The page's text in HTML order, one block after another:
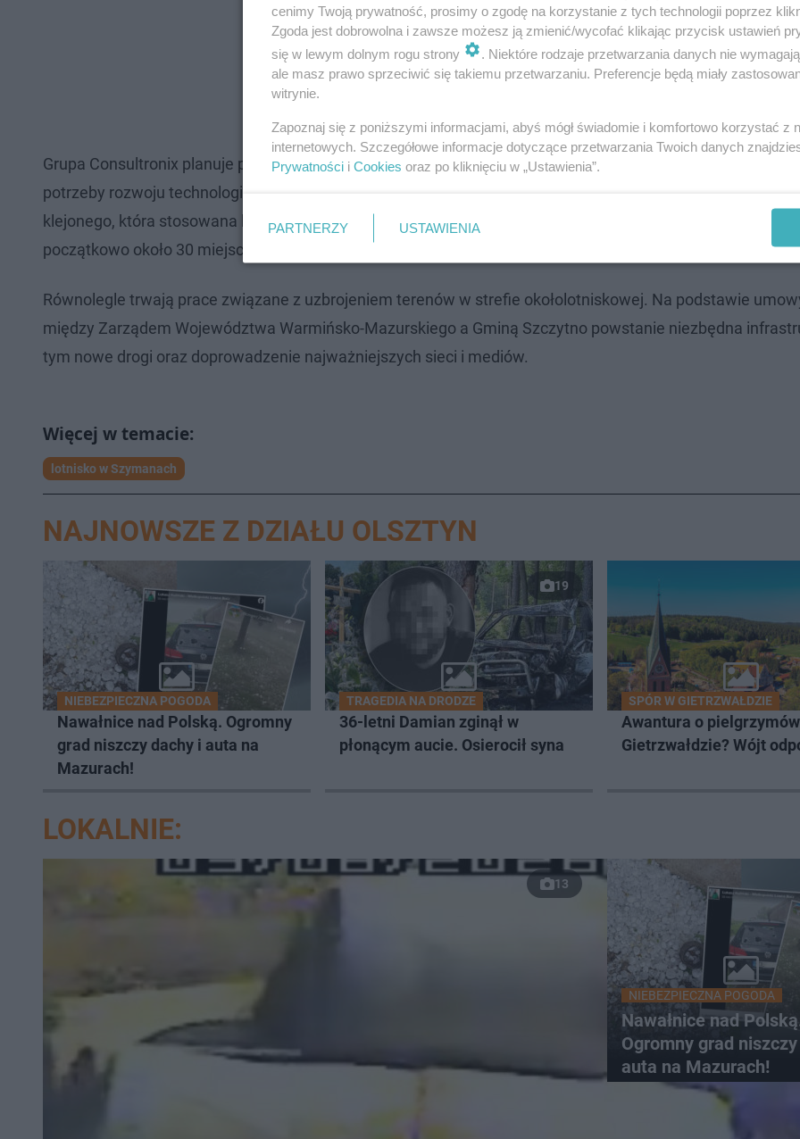
Grupa Consultronix planuje przy lotnisku Olsztyn Mazury budowę hali produkcyjnej o powierzchni 1300 m
potrzeby rozwoju technologii medycznych oraz 1100 m kw. biur. Konstrukcja hali powstanie w technologii
klejonego, która stosowana była również w poprzednich lokalizacjach firmy. Nowa inwestycja pozwoli na
początkowo około 30 miejsc pracy, a docelowo - 100.
Równolegle trwają prace związane z uzbrojeniem terenów w strefie okołolotniskowej. Na podstawie
między Zarządem Województwa Warmińsko-Mazurskiego a Gminą Szczytno powstanie niezbędna
tym nowe drogi oraz doprowadzenie najważniejszych sieci i mediów.
lotnisko w Szymanach
NAJNOWSZE Z DZIAŁU OLSZTYN
NIEBEZPIECZNA POGODA
Nawałnice nad Polską. Ogromny
grad niszczy dachy i auta na
Mazurach!
19
TRAGEDIA NA DRODZE
36-letni Damian zginął w
płonącym aucie. Osierocił syna
SPÓR W GIETRZWAŁDZIE
Awantura o
Gietrzwałdzie? Wójt
LOKALNIE:
13
NIEBEZPIECZNA POGODA
Nawałnice nad
Ogromny grad
auta na Mazurach!
cenimy Twoją prywatność, prosimy o zgodę na korzystanie z tych technologii poprzez
Zgoda jest dobrowolna i zawsze możesz ją zmienić/wycofać klikając przycisk ustawień
się w lewym dolnym rogu strony
. Niektóre rodzaje przetwarzania danych nie
ale masz prawo sprzeciwić się takiemu przetwarzaniu. Preferencje będą miały
witrynie.
Zapoznaj się z poniższymi informacjami, abyś mógł świadomie i komfortowo korzystać z
internetowych. Szczegółowe informacje dotyczące przetwarzania Twoich danych
Prywatności i Cookies oraz po kliknięciu w „Ustawienia”.
PARTNERZY USTAWIENIA